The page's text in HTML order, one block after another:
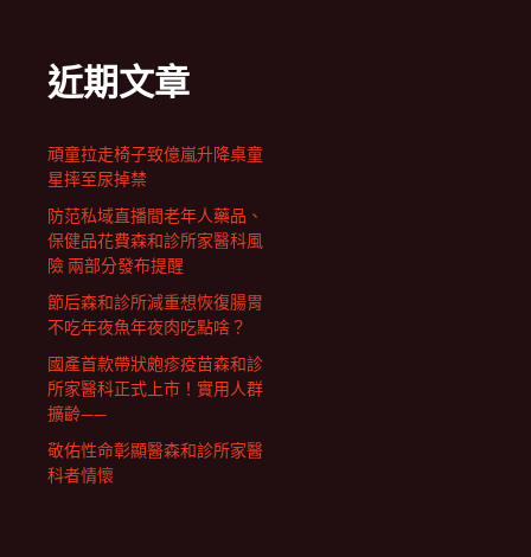
近期文章
頑童拉走椅子致億嵐升降桌童
星摔至尿掉禁
防范私域直播間老年人藥品、
保健品花費森和診所家醫科風
險 兩部分發布提醒
節后森和診所減重想恢復腸胃
不吃年夜魚年夜肉吃點啥？
國產首款帶狀皰疹疫苗森和診
所家醫科正式上市！實用人群
擴齡——
敬佑性命彰顯醫森和診所家醫
科者情懷